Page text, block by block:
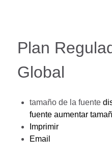
Plan
Global
tamaño de la fuente
fuente aumentar
Imprimir
Email